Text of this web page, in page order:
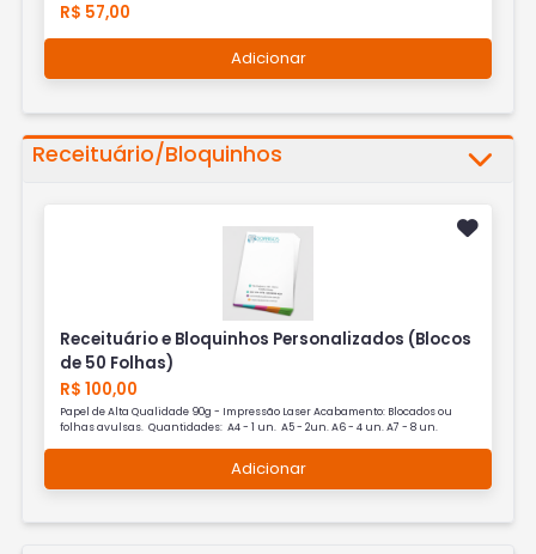
R$ 57,00
Adicionar
Receituário/Bloquinhos
Receituário e Bloquinhos Personalizados (Blocos
de 50 Folhas)
R$ 100,00
Papel de Alta Qualidade 90g - Impressão Laser Acabamento: Blocados ou
folhas avulsas. Quantidades: A4 - 1 un. A5 - 2un. A6 - 4 un. A7 - 8 un.
Adicionar